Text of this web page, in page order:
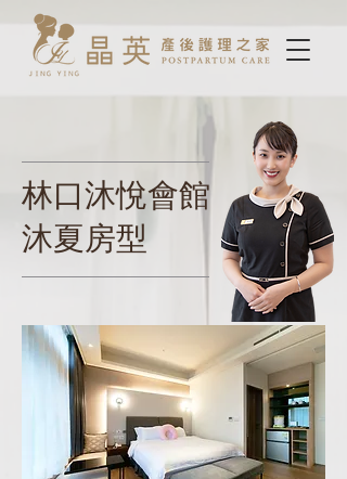
林口沐悅會館
沐夏房型